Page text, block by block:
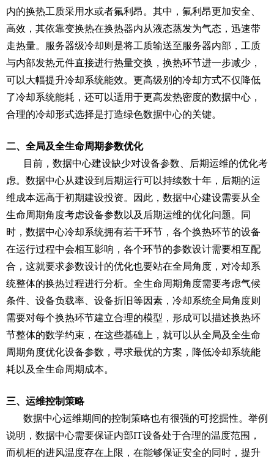
内的换热工质采用水或者氟利昂。其中，氟利昂更加安全、
高效，其依靠变换热在换热器内从液态蒸发为气态，迅速带
走热量。服务器级冷却则是将工质输送至服务器内部，工质
与内部发热元件直接进行热量交换，换热环节进一步减少，
可以大幅提升冷却系统能效。更高级别的冷却方式不仅降低
了冷却系统能耗，还可以适用于更高发热密度的数据中心，
合理的冷却形式选择是打造绿色数据中心的关键。
二、全局及全生命周期参数优化
目前，数据中心建设缺少对设备参数、后期运维的优化考
虑。数据中心从建设到后期运行可以持续数十年，后期的运
维成本远高于初期建设投资。因此，数据中心建设需要从全
生命周期角度考虑设备参数以及后期运维的优化问题。同
时，数据中心冷却系统拥有若干环节，各个换热环节的设备
在运行过程中会相互影响，各个环节的参数设计需要相互配
合，这就要求参数设计的优化也要站在全局角度，对冷却系
统整体的换热过程进行分析。全生命周期角度需要考虑气候
条件、设备负载率、设备折旧等因素，冷却系统全局角度则
需要对每个换热环节建立合理的模型，形成可以描述换热环
节整体的数学约束，在这些基础上，就可以从全局及全生命
周期角度优化设备参数，寻求最优的方案，降低冷却系统能
耗以及全生命周期成本。
三、运维控制策略
数据中心运维期间的控制策略也有很强的可挖掘性。举例
说明，数据中心需要保证内部IT设备处于合理的温度范围，
而机柜的进风温度存在上限，在能够保证安全的同时，提升